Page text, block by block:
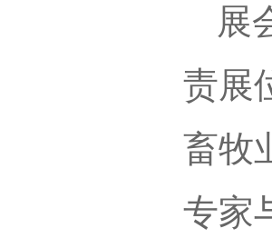
展
责展
畜牧
专家